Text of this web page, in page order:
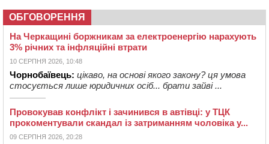
ОБГОВОРЕННЯ
На Черкащині боржникам за електроенергію нарахують
3% річних та інфляційні втрати
10 СЕРПНЯ 2026, 10:48
Чорнобаївець: цікаво, на основі якого закону? ця умова
стосується лише юридичних осіб... брати зайві ...
Провокував конфлікт і зачинився в автівці: у ТЦК
прокоментували скандал із затриманням чоловіка у...
09 СЕРПНЯ 2026, 20:28